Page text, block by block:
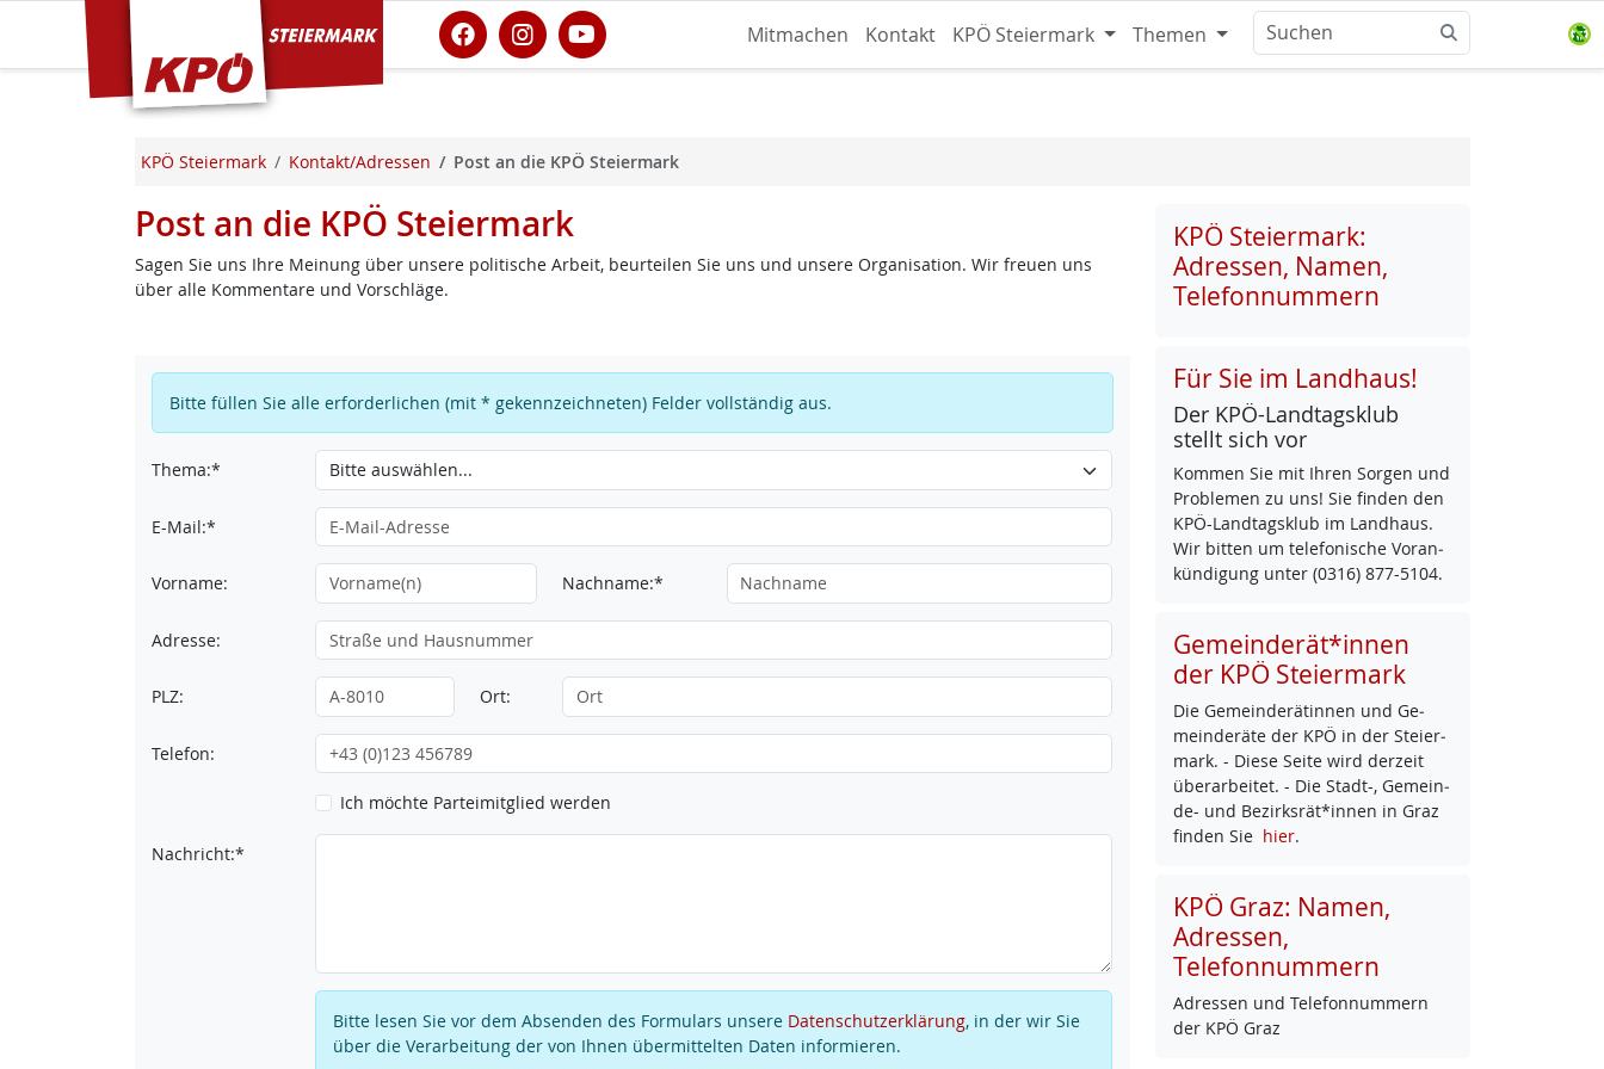
KPÖ Steiermark Mitmachen Kontakt KPÖ Steiermark Themen
KPÖ Steiermark Kontakt/Adressen Post an die KPÖ Steiermark
Post an die KPÖ Steiermark
Sagen Sie uns Ihre Meinung über unsere politische Arbeit, beurteilen Sie uns und unsere Organisation. Wir freuen uns
über alle Kommentare und Vorschläge.
Bitte füllen Sie alle erforderlichen (mit * gekennzeichneten) Felder vollständig aus.
Thema:*
E-Mail:*
Vorname: Nachname:*
Adresse:
PLZ: Ort:
Telefon:
Ich möchte Parteimitglied werden
Nachricht:*
Bitte lesen Sie vor dem Absenden des Formulars unsere Datenschutzerklärung, in der wir Sie
über die Verarbeitung der von Ihnen übermittelten Daten informieren.
KPÖ Steiermark:
Adressen, Namen,
Telefonnummern
Für Sie im Landhaus!
Der KPÖ-Land­tags­klub
stellt sich vor
Kom­men Sie mit Ih­ren Sor­gen und
Pro­b­le­men zu uns! Sie fin­den den
KPÖ-Land­tags­klub im Land­haus.
Wir bit­ten um te­le­fo­ni­sche Vor­an­
kün­di­gung un­ter (0316) 877-5104.
Gemeinderät*innen
der KPÖ Steiermark
Die Ge­mein­de­rä­tin­nen und Ge­
mein­de­rä­te der KPÖ in der Stei­er­
mark. - Die­se Sei­te wird der­zeit
über­ar­bei­tet. - Die Stadt-, Ge­mein­
de- und Be­zirks­rät*in­nen in Graz
fin­den Sie hier.
KPÖ Graz: Namen,
Adressen,
Telefonnummern
Adres­sen und Te­le­fon­num­mern
der KPÖ Graz